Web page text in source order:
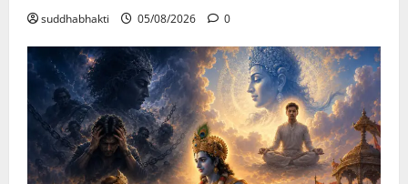
suddhabhakti 05/08/2026 0